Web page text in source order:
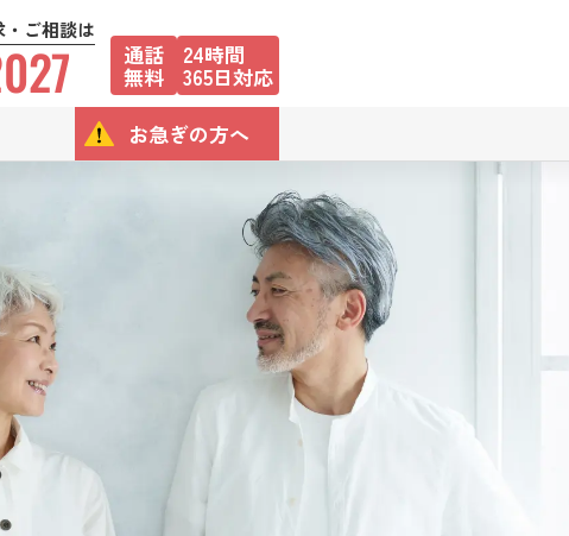
ご相談は
通話
無料
24時間
365日対応
お急ぎの方へ